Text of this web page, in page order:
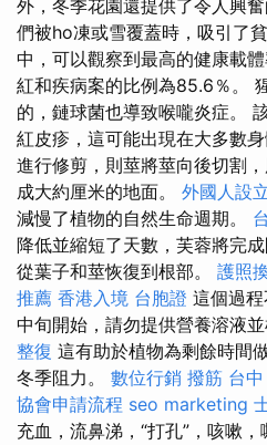
外，冬季花園還提供了令人興
們被ho凍或雪覆蓋時，吸引了
中，可以觀察到最高的健康載
紅和疾病案的比例為85.6％。
的，鏈球菌也導致喉嚨炎症。
紅皮疹，這可能出現在大多數
進行修剪，則莖將莖向後切割
成大約厘米的地面。 外國人設
減慢了植物的自然生命週期。
降低並縮短了天數，芙蓉將完
從葉子和莖恢復到根部。 護照
推薦 香港入境 台胞證 這個過
中旬開始，請勿提供營養溶液
整復 這有助於植物為剩餘時間
冬季阻力。 數位行銷 撥筋 台中
協會申請流程 seo marketing
充血，流鼻涕，“打孔”，咳嗽